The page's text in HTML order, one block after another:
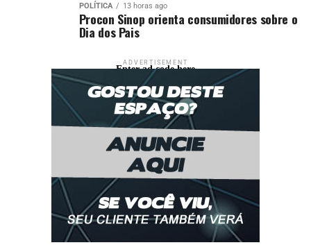
POLÍTICA 13 horas ago
Procon Sinop orienta consumidores sobre o
Dia dos Pais
ADVERTISEMENT
Enter ad code here